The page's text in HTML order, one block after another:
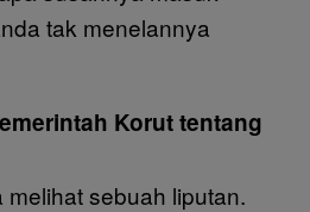
tak menelannya
Korut tentang
sebuah liputan.